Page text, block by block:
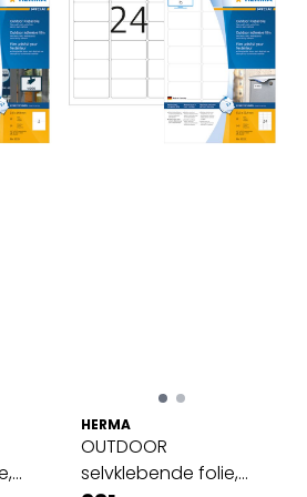
HERMA
OUTDOOR
selvklebende folie,